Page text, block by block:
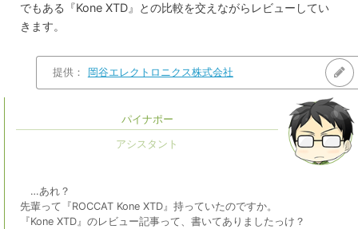
でもある『Kone XTD』との比較を交えながらレビューしてい
きます。
提供： 岡谷エレクトロニクス株式会社
パイナポー
…あれ？
先輩って『ROCCAT Kone XTD』持っていたのですか。
『Kone XTD』のレビュー記事って、書いてありましたっけ？